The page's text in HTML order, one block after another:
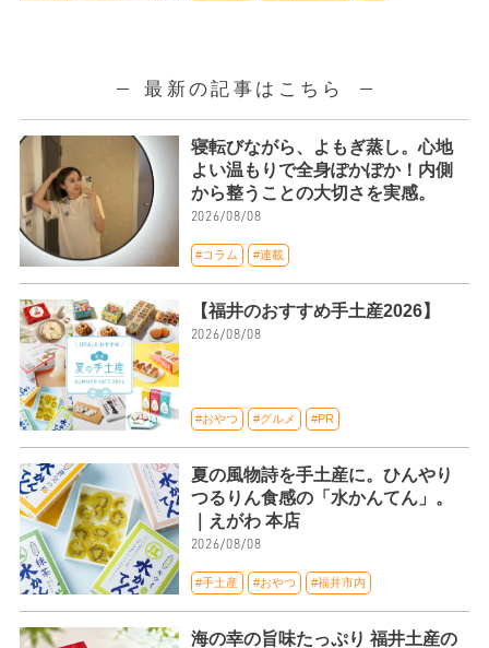
最新の記事はこちら
寝転びながら、よもぎ蒸し。心地
よい温もりで全身ぽかぽか！内側
から整うことの大切さを実感。
2026/08/08
#コラム #連載
【福井のおすすめ手土産2026】
2026/08/08
#おやつ #グルメ #PR
夏の風物詩を手土産に。ひんやり
つるりん食感の「水かんてん」。
｜えがわ 本店
2026/08/08
#手土産 #おやつ #福井市内
海の幸の旨味たっぷり 福井土産の